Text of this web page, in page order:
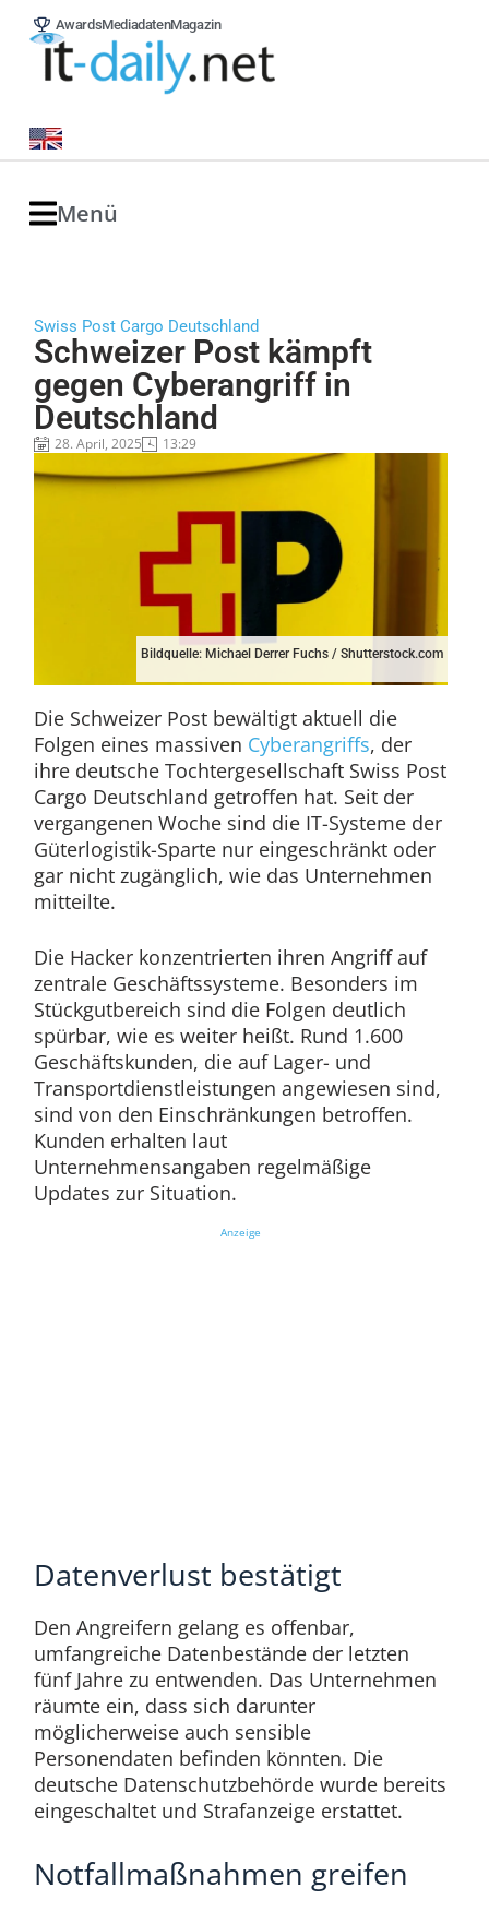
AwardsMediadatenMagazin
Menü
Swiss Post Cargo Deutschland
Schweizer Post kämpft
gegen Cyberangriff in
Deutschland
28. April, 2025 13:29
Bildquelle: Michael Derrer Fuchs / Shutterstock.com
Die Schweizer Post bewältigt aktuell die
Folgen eines massiven Cyberangriffs, der
ihre deutsche Tochtergesellschaft Swiss Post
Cargo Deutschland getroffen hat. Seit der
vergangenen Woche sind die IT-Systeme der
Güterlogistik-Sparte nur eingeschränkt oder
gar nicht zugänglich, wie das Unternehmen
mitteilte.
Die Hacker konzentrierten ihren Angriff auf
zentrale Geschäftssysteme. Besonders im
Stückgutbereich sind die Folgen deutlich
spürbar, wie es weiter heißt. Rund 1.600
Geschäftskunden, die auf Lager- und
Transportdienstleistungen angewiesen sind,
sind von den Einschränkungen betroffen.
Kunden erhalten laut
Unternehmensangaben regelmäßige
Updates zur Situation.
Anzeige
Datenverlust bestätigt
Den Angreifern gelang es offenbar,
umfangreiche Datenbestände der letzten
fünf Jahre zu entwenden. Das Unternehmen
räumte ein, dass sich darunter
möglicherweise auch sensible
Personendaten befinden könnten. Die
deutsche Datenschutzbehörde wurde bereits
eingeschaltet und Strafanzeige erstattet.
Notfallmaßnahmen greifen